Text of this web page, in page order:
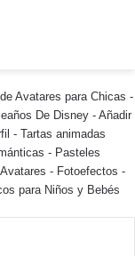
Avatares para Chicas -
De Disney - Añadir
- Tartas animadas
- Pasteles
- Fotoefectos -
para Niños y Bebés